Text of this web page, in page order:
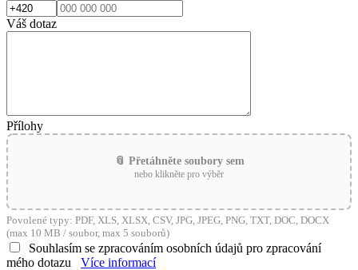
Váš dotaz
Přílohy
📎 Přetáhněte soubory sem
nebo klikněte pro výběr
Povolené typy: PDF, XLS, XLSX, CSV, JPG, JPEG, PNG, TXT, DOC, DOCX
(max 10 MB / soubor, max 5 souborů)
Souhlasím se zpracováním osobních údajů pro zpracování
mého dotazu
Více informací